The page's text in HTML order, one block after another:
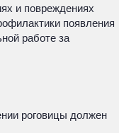
и повреждениях
появления
работе за
роговицы должен